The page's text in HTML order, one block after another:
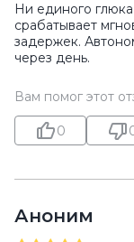
Ни единого
срабатывает
задержек.
через день.
Вам помог этот
0
Аноним